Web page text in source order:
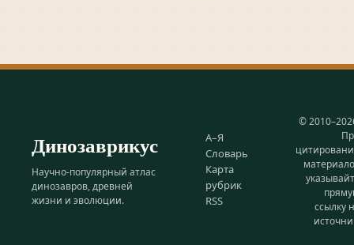
Динозаврикус
Научно-популярный атлас
динозавров, древней
жизни и эволюции.
А–Я
Словарь
Карта
рубрик
RSS
©
ссылку